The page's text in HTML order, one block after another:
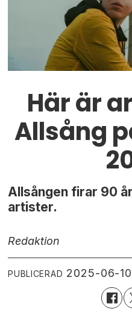
Här är
Allsång
Allsången firar 90
artister.
Redaktion
PUBLICERAD 2025-06-